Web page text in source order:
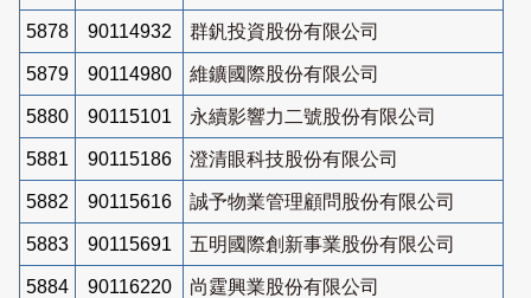
5878 90114932 群釩投資股份有限公司
5879 90114980 維鑛國際股份有限公司
5880 90115101 永續影響力二號股份有限公司
5881 90115186 澄清眼科技股份有限公司
5882 90115616 誠予物業管理顧問股份有限公司
5883 90115691 五明國際創新事業股份有限公司
5884 90116220 尚霆興業股份有限公司